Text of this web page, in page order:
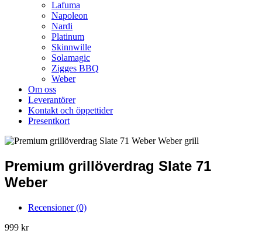
Lafuma
Napoleon
Nardi
Platinum
Skinnwille
Solamagic
Zigges BBQ
Weber
Om oss
Leverantörer
Kontakt och öppettider
Presentkort
Premium grillöverdrag Slate 71
Weber
Recensioner (0)
999 kr